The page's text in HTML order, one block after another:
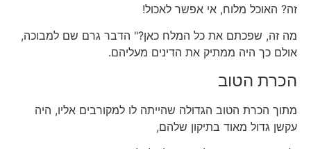
זה? האוכל מלוח, אי אפשר לאכול!
מה זה, שפכתם את כל המלח כאן?" הדבר גרם שם למבוכה,
אולם כך היה ממתיק את הדינים מעליהם.
הכרת הטוב
מתוך הכרת הטוב הגדולה שהייתה לו למקורבים אליו, היה
עקשן גדול מאוד בתיקון שלהם,